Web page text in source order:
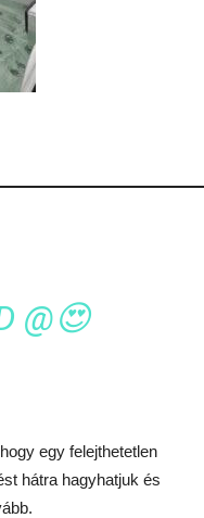
@😍
egy felejthetetlen
hátra hagyhatjuk és